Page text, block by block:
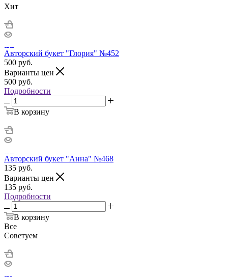
Хит
Авторский букет "Глория" №452
500 руб.
Варианты цен
500 руб.
Подробности
В корзину
Авторский букет "Анна" №468
135 руб.
Варианты цен
135 руб.
Подробности
В корзину
Все
Советуем